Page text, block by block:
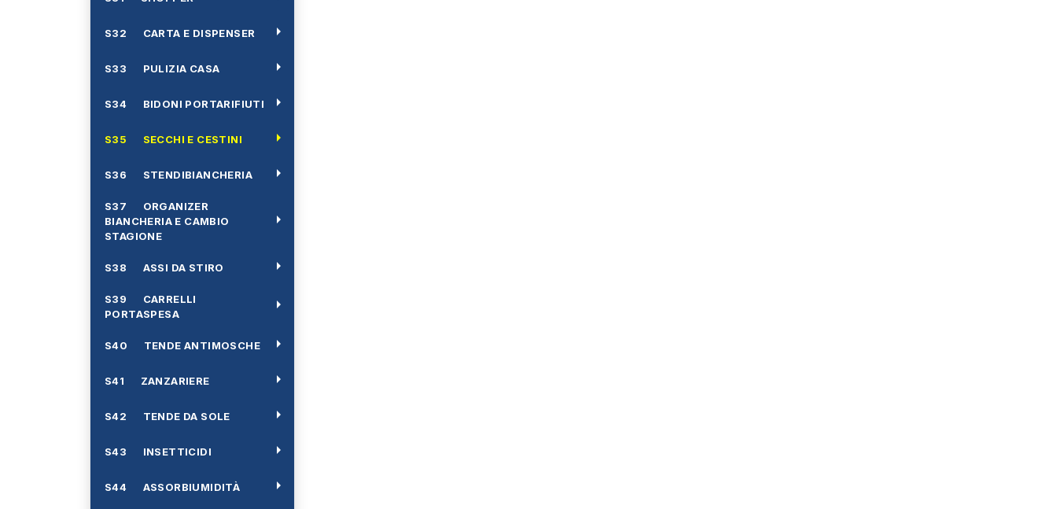
S32 CARTA E DISPENSER arrow_right
S33 PULIZIA CASA arrow_right
S34 BIDONI PORTARIFIUTI arrow_right
S35 SECCHI E CESTINI arrow_right
S36 STENDIBIANCHERIA arrow_right
S37 ORGANIZER
BIANCHERIA E CAMBIO
STAGIONE
arrow_right
S38 ASSI DA STIRO arrow_right
S39 CARRELLI
PORTASPESA
arrow_right
S40 TENDE ANTIMOSCHE arrow_right
S41 ZANZARIERE arrow_right
S42 TENDE DA SOLE arrow_right
S43 INSETTICIDI arrow_right
S44 ASSORBIUMIDITÀ arrow_right